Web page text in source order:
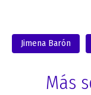
Jimena Barón
Más